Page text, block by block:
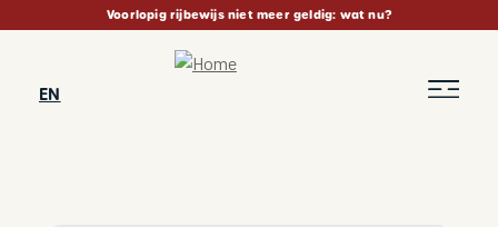
content
Voorlopig rijbewijs niet meer geldig: wat nu?
EN